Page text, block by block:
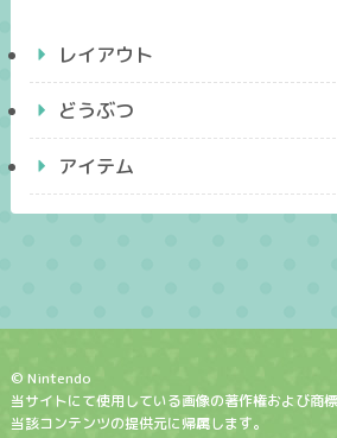
レイアウト
どうぶつ
アイテム
© Nintendo
当サイトにて使用している画像の著作権および商
当該コンテンツの提供元に帰属します。